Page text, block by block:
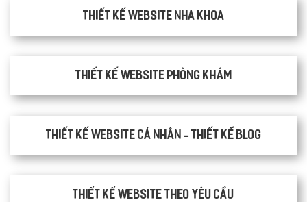
Thiết kế website nha khoa
thiết kế website phòng khám
Thiết kế website cá nhân - Thiết kế blog
Thiết kế website theo yêu cầu